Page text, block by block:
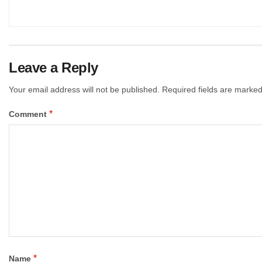
Leave a Reply
Your email address will not be published. Required fields are
Comment *
Name *